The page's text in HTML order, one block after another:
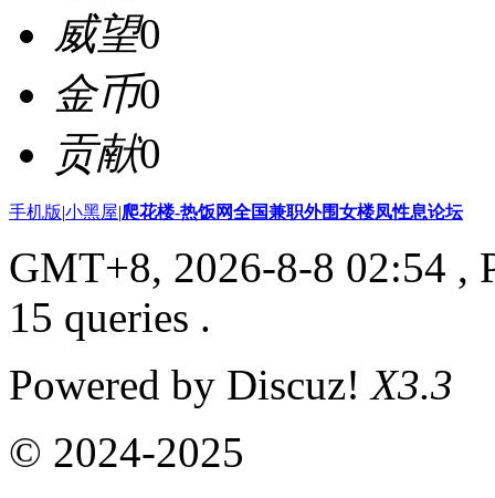
威望0
金币0
贡献0
手机版|小黑屋|爬花楼-热饭网全国兼职外围女楼凤性息论坛
GMT+8, 2026-8-8 02:54 ,
15 queries .
Powered by Discuz!X3.3
© 2024-2025